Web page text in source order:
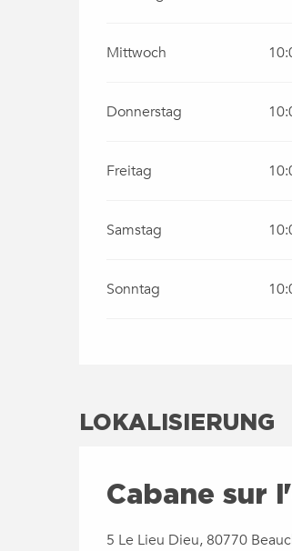
Mittwoch
Donnerstag
Freitag
Samstag
Sonntag
LOKALISIERUNG
Cabane sur
5 Le Lieu Dieu, 80770